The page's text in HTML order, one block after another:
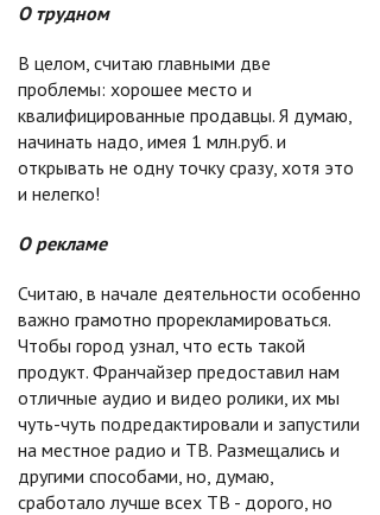
О трудном
В целом, считаю главными две
проблемы: хорошее место и
квалифицированные продавцы. Я думаю,
начинать надо, имея 1 млн.руб. и
открывать не одну точку сразу, хотя это
и нелегко!
О рекламе
Считаю, в начале деятельности особенно
важно грамотно прорекламироваться.
Чтобы город узнал, что есть такой
продукт. Франчайзер предоставил нам
отличные аудио и видео ролики, их мы
чуть-чуть подредактировали и запустили
на местное радио и ТВ. Размещались и
другими способами, но, думаю,
сработало лучше всех ТВ - дорого, но